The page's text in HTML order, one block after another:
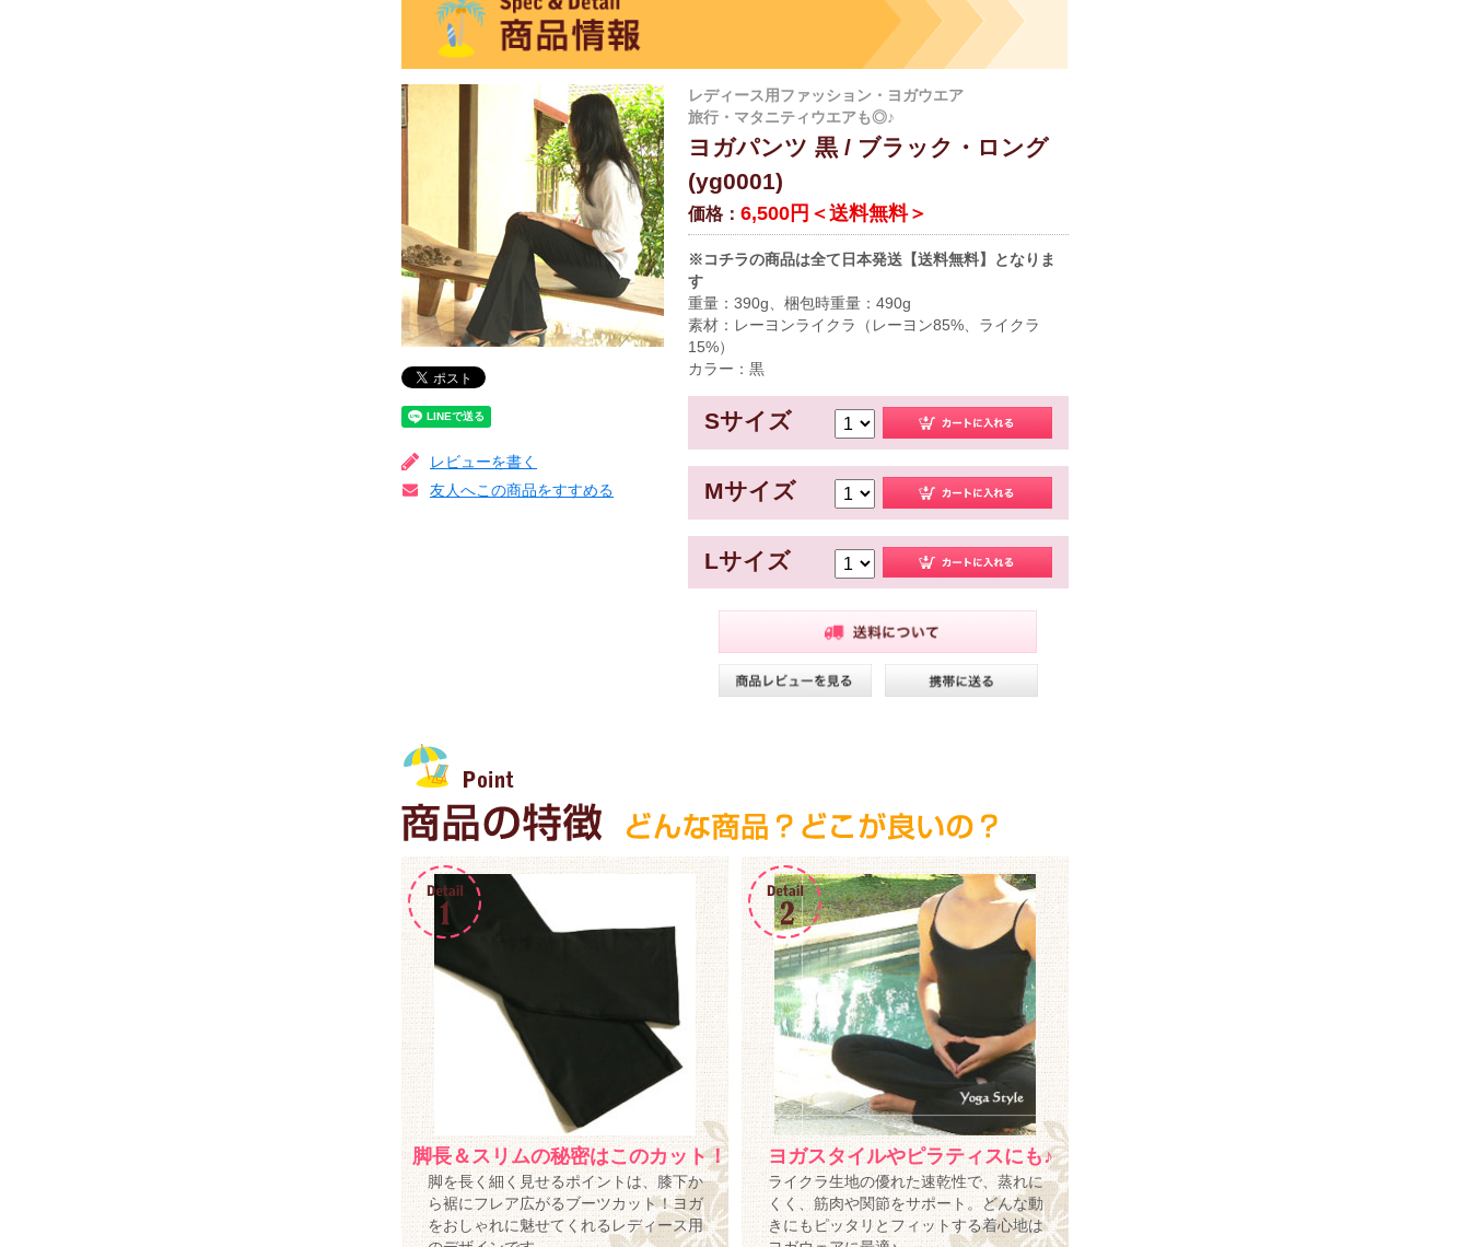
レディース用ファッション・ヨガウエア
旅行・マタニティウエアも◎♪
ヨガパンツ 黒 / ブラック・ロング
(yg0001)
価格：6,500円＜送料無料＞
※コチラの商品は全て日本発送【送料無料】となりま
す
重量：390g、梱包時重量：490g
素材：レーヨンライクラ（レーヨン85%、ライクラ
15%）
カラー：黒
Sサイズ
Mサイズ
Lサイズ
レビューを書く
友人へこの商品をすすめる
脚長＆スリムの秘密はこのカット！
脚を長く細く見せるポイントは、膝下か
ら裾にフレア広がるブーツカット！ヨガ
をおしゃれに魅せてくれるレディース用
ヨガスタイルやピラティスにも♪
ライクラ生地の優れた速乾性で、蒸れに
くく、筋肉や関節をサポート。どんな動
きにもピッタリとフィットする着心地は